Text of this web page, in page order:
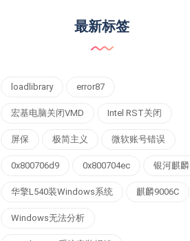
最新标签
loadlibrary error87
宏基电脑关闭VMD Intel RST关闭
屏保 极简主义 微软账号错误
0x800706d9 0x800704ec 银河麒麟
华擎L540装Windows系统 麒麟9006C
Windows无法分析